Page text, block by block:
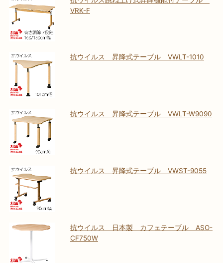
VRK-F
抗ウイルス 昇降式テーブル VWLT-1010
抗ウイルス 昇降式テーブル VWLT-W9090
抗ウイルス 昇降式テーブル VWST-9055
抗ウイルス 日本製 カフェテーブル ASO-
CF750W